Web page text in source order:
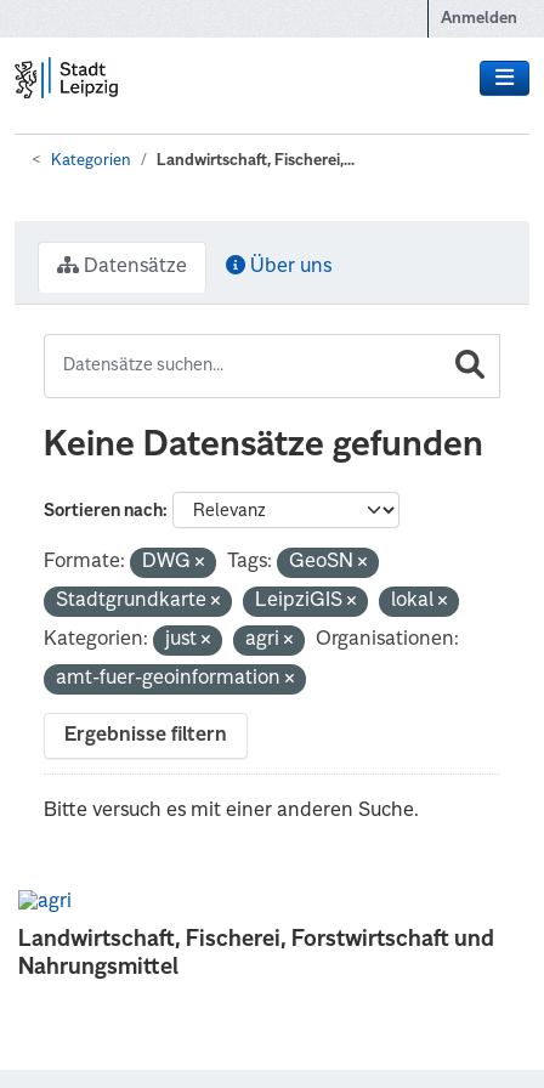
Anmelden
Kategorien Landwirtschaft, Fischerei,...
Landwirtschaft, Fischerei, Forstwirtschaft und
Nahrungsmittel
Datensätze Über uns
Keine Datensätze gefunden
Sortieren nach
Formate: DWG Tags:
GeoSN
Stadtgrundkarte
LeipziGIS
lokal
Kategorien:
just agri
Organisationen:
amt-fuer-geoinformation
Ergebnisse filtern
Bitte versuch es mit einer anderen Suche.